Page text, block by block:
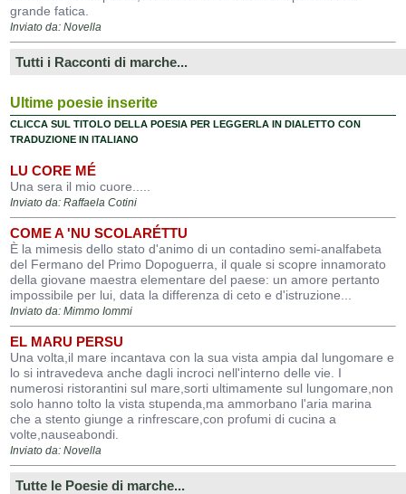
grande fatica.
Inviato da: Novella
Tutti i Racconti di marche...
Ultime poesie inserite
CLICCA SUL TITOLO DELLA POESIA PER LEGGERLA IN DIALETTO CON
TRADUZIONE IN ITALIANO
LU CORE MÉ
Una sera il mio cuore.....
Inviato da: Raffaela Cotini
COME A 'NU SCOLARÉTTU
È la mimesis dello stato d'animo di un contadino semi-analfabeta
del Fermano del Primo Dopoguerra, il quale si scopre innamorato
della giovane maestra elementare del paese: un amore pertanto
impossibile per lui, data la differenza di ceto e d'istruzione...
Inviato da: Mimmo Iommi
EL MARU PERSU
Una volta,il mare incantava con la sua vista ampia dal lungomare e
lo si intravedeva anche dagli incroci nell'interno delle vie. I
numerosi ristorantini sul mare,sorti ultimamente sul lungomare,non
solo hanno tolto la vista stupenda,ma ammorbano l'aria marina
che a stento giunge a rinfrescare,con profumi di cucina a
volte,nauseabondi.
Inviato da: Novella
Tutte le Poesie di marche...